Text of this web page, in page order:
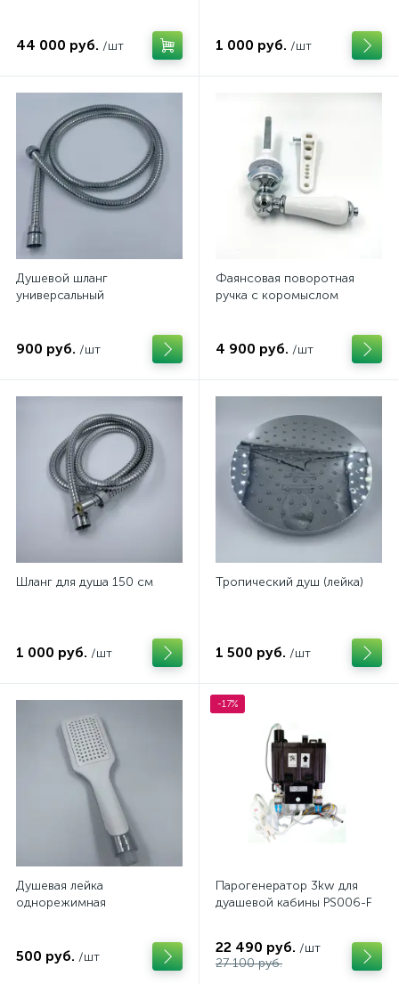
Шланги 5
44 000 руб. /шт 1 000 руб. /шт
Душевой шланг
универсальный
900 руб. /шт
Фаянсовая поворотная
ручка с коромыслом
4 900 руб. /шт
Шланг для душа 150 см
1 000 руб. /шт
Тропический душ (лейка)
1 500 руб. /шт
Душевая лейка
однорежимная
500 руб. /шт
-17%
Парогенератор 3kw для
дуашевой кабины PS006-F
22 490 руб. /шт
27 100 руб.